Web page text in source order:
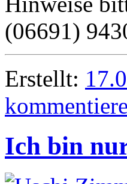
(06691)
Erstellt:
Ich bin